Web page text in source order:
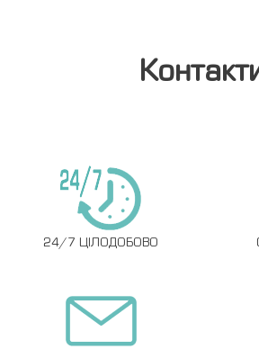
24/7 ЦІЛОДОБОВО